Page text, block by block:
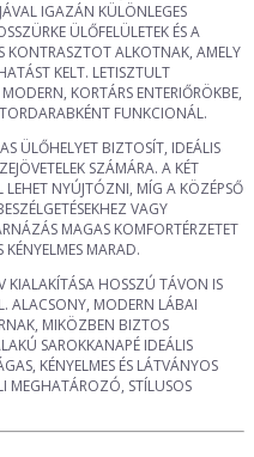
IGAZÁN KÜLÖNLEGES
ÜLŐFELÜLETEK ÉS A
KONTRASZTOT ALKOTNAK, AMELY
KELT. LETISZTULT
KORTÁRS ENTERIŐRÖKBE,
FUNKCIONÁL.
ÜLŐHELYET BIZTOSÍT, IDEÁLIS
SZÁMÁRA. A KÉT
LEHET NYÚJTÓZNI, MÍG A KÖZÉPSŐ
VAGY
MAGAS KOMFORTÉRZETET
MARAD.
KIALAKÍTÁSA HOSSZÚ TÁVON IS
ALACSONY, MODERN LÁBAI
MIKÖZBEN BIZTOS
SAROKKANAPÉ IDEÁLIS
KÉNYELMES ÉS LÁTVÁNYOS
MEGHATÁROZÓ, STÍLUSOS